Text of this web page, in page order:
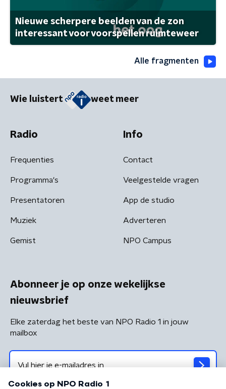
Nieuwe scherpere beelden van de zon
interessant voor voorspellen ruimteweer
Alle fragmenten
Wie luistert weet meer
Radio
Frequenties
Programma's
Presentatoren
Muziek
Gemist
Info
Contact
Veelgestelde vragen
App de studio
Adverteren
NPO Campus
Abonneer je op onze wekelijkse
nieuwsbrief
Elke zaterdag het beste van NPO Radio 1 in jouw
mailbox